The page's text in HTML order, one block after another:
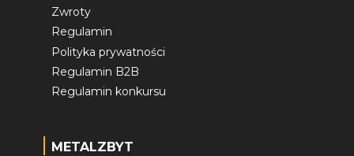
Zwroty
Regulamin
Polityka prywatności
Regulamin B2B
Regulamin konkursu
METALZBYT